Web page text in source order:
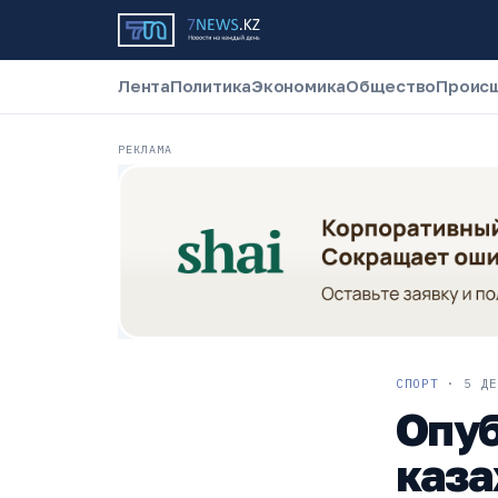
ЛентаПолитикаЭкономикаОбщество
РЕКЛАМА
СПОРТ · 5